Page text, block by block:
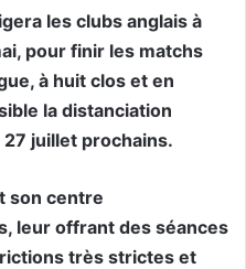
les clubs anglais à
pour finir les matchs
à huit clos et en
la distanciation
juillet prochains.
son centre
leur offrant des séances
très strictes et